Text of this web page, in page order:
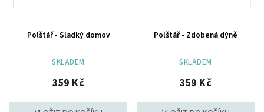
Polštář - Sladký domov
SKLADEM
359 Kč
Polštář - Zdobená dýně
SKLADEM
359 Kč